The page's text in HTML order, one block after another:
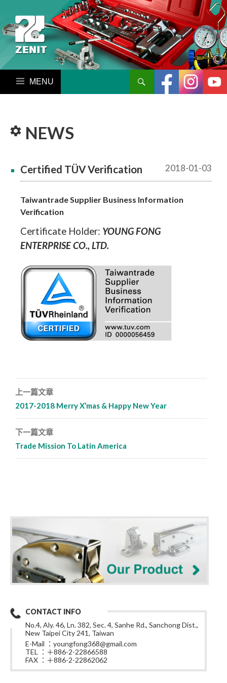
搜尋
NEWS
2018-01-03
Certified TÜV Verification
Taiwantrade Supplier Business Information
Verification
Certificate Holder: YOUNG FONG
ENTERPRISE CO., LTD.
文章導覽列
上一篇文章
2017-2018 Merry X’mas & Happy New Year
下一篇文章
Trade Mission To Latin America
CONTACT INFO
No.4, Aly. 46, Ln. 382, Sec. 4, Sanhe Rd., Sanchong Dist.,
New Taipei City 241, Taiwan
E-Mail ： youngfong368@gmail.com
TEL ：＋886-2-22866588
FAX ：＋886-2-22862062